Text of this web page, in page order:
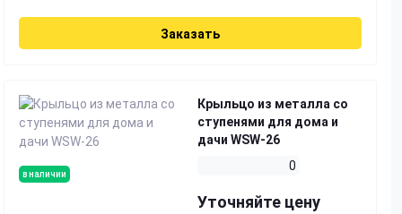
Заказать
в наличии
Крыльцо из металла со
ступенями для дома и
дачи WSW-26
0
Уточняйте цену